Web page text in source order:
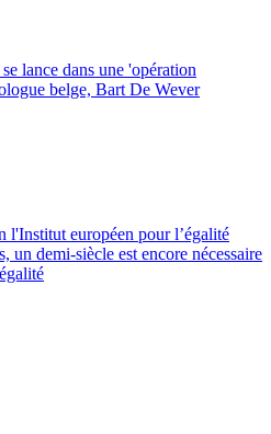
lance dans une 'opération
belge, Bart De Wever
l'Institut européen pour l’égalité
un demi-siècle est encore nécessaire